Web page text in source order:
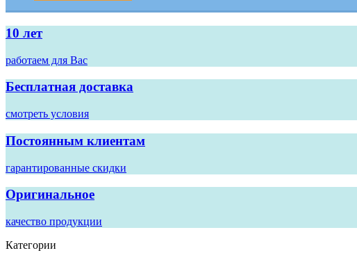
10 лет
работаем для Вас
Бесплатная доставка
смотреть условия
Постоянным клиентам
гарантированные скидки
Оригинальное
качество продукции
Категории